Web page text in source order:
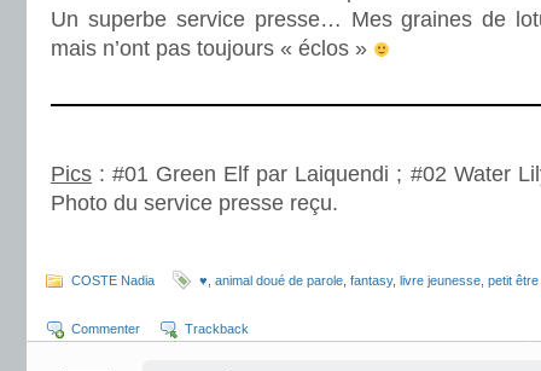
Un superbe service presse… Mes graines de
mais n’ont pas toujours « éclos »
Pics : #01 Green Elf par Laiquendi ; #02 Water
Photo du service presse reçu.
COSTE Nadia ♥ animal doué de parole fantasy, livre jeunesse petit être
Commenter Trackback